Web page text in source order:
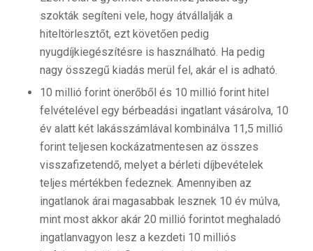
szokták segíteni vele, hogy átvállalják a
hiteltörlesztőt, ezt követően pedig
nyugdíjkiegészítésre is használható. Ha pedig
nagy összegű kiadás merül fel, akár el is adható.
10 millió forint önerőből és 10 millió forint hitel
felvételével egy bérbeadási ingatlant vásárolva, 10
év alatt két lakásszámlával kombinálva 11,5 millió
forint teljesen kockázatmentesen az összes
visszafizetendő, melyet a bérleti díjbevételek
teljes mértékben fedeznek. Amennyiben az
ingatlanok árai magasabbak lesznek 10 év múlva,
mint most akkor akár 20 millió forintot meghaladó
ingatlanvagyon lesz a kezdeti 10 milliós